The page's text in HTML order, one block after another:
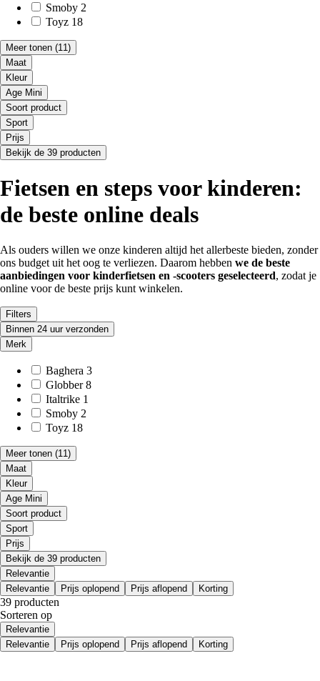
Smoby 2
Toyz 18
Meer tonen (11)
Maat
Kleur
Age Mini
Soort product
Sport
Prijs
Bekijk de 39 producten
Fietsen en steps voor kinderen:
de beste online deals
Als ouders willen we onze kinderen altijd het allerbeste bieden, zonder
ons budget uit het oog te verliezen. Daarom hebben we de beste
aanbiedingen voor kinderfietsen en -scooters geselecteerd, zodat je
online voor de beste prijs kunt winkelen.
Filters
Binnen 24 uur verzonden
Merk
Baghera 3
Globber 8
Italtrike 1
Smoby 2
Toyz 18
Meer tonen (11)
Maat
Kleur
Age Mini
Soort product
Sport
Prijs
Bekijk de 39 producten
Relevantie
Relevantie
Prijs oplopend Prijs aflopend Korting
39 producten
Sorteren op
Relevantie
Relevantie
Prijs oplopend Prijs aflopend Korting